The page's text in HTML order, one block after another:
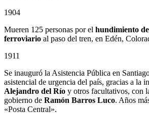
1904
Mueren 125 personas por el hundimiento
ferroviario al paso del tren, en Edén,
1911
Se inauguró la Asistencia Pública en
asistencial de urgencia del país, gracias a la
Alejandro del Río y otros facultativos, con
gobierno de Ramón Barros Luco. Años
«Posta Central».